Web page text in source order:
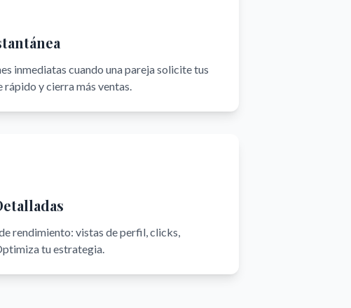
inmediatas cuando una pareja solicite tus
rápido y cierra más ventas.
rendimiento: vistas de perfil, clicks,
tu estrategia.